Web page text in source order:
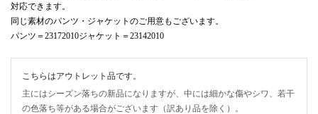
対応できます。
同じ素材のパンツ・ジャケットのご用意もございます。
パンツ＝23172010ジャケット＝23142010
こちらはアウトレット品です。
主にはシーズン落ちの新品になりますが、中には細かな傷やシワ、若干
の色落ち等がある場合がございます（訳あり品を除く）。